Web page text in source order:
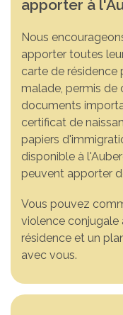
apporter à
Nous
apporter toutes
carte de résidence
malade, permis de
documents
certificat de
papiers
disponible à
peuvent apporter
Vous pouvez
violence
résidence et un
avec vous.